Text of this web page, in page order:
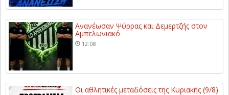
Ανανέωσαν Ψύρρας και Δεμερτζής στον
Αμπελωνιακό
12:08
Οι αθλητικές μεταδόσεις της Κυριακής (9/8)